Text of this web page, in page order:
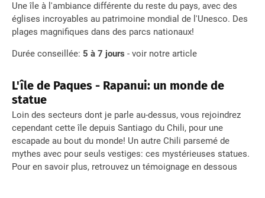
Une île à l'ambiance différente du reste du pays, avec des
églises incroyables au patrimoine mondial de l'Unesco. Des
plages magnifiques dans des parcs nationaux!
Durée conseillée: 5 à 7 jours - voir notre article
L'île de Paques - Rapanui: un monde de
statue
Loin des secteurs dont je parle au-dessus, vous rejoindrez
cependant cette île depuis Santiago du Chili, pour une
escapade au bout du monde! Un autre Chili parsemé de
mythes avec pour seuls vestiges: ces mystérieuses statues.
Pour en savoir plus, retrouvez un témoignage en dessous